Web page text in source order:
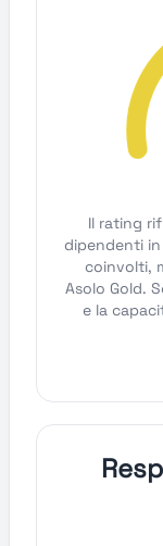
Il rating
dipendenti
coinvolti,
Asolo Gold.
e la